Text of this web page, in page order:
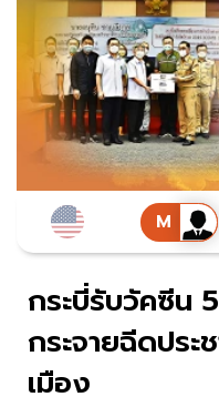
กระบี่รับวัคซีน
กระจายฉีดประ
เมือง